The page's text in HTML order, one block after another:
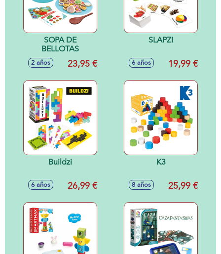
SOPA DE
BELLOTAS
2 años 23,95 €
SLAPZI
6 años 19,99 €
Buildzi
6 años 26,99 €
K3
8 años 25,99 €